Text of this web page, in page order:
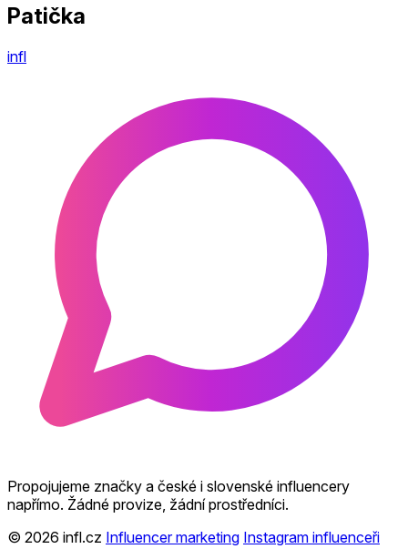
Patička
infl
Propojujeme značky a české i slovenské influencery
napřímo. Žádné provize, žádní prostředníci.
© 2026 infl.cz Influencer marketing Instagram influenceři